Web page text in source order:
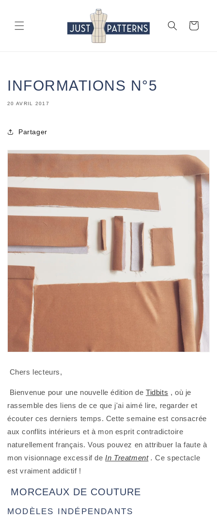
au
contenu
Panier
INFORMATIONS N°5
20 AVRIL 2017
Partager
Chers lecteurs,
Bienvenue pour une nouvelle édition de Tidbits , où je
rassemble des liens de ce que j'ai aimé lire, regarder et
écouter ces derniers temps. Cette semaine est consacrée
aux conflits intérieurs et à mon esprit contradictoire
naturellement français. Vous pouvez en attribuer la faute à
mon visionnage excessif de In Treatment . Ce spectacle
est vraiment addictif !
MORCEAUX DE COUTURE
MODÈLES INDÉPENDANTS